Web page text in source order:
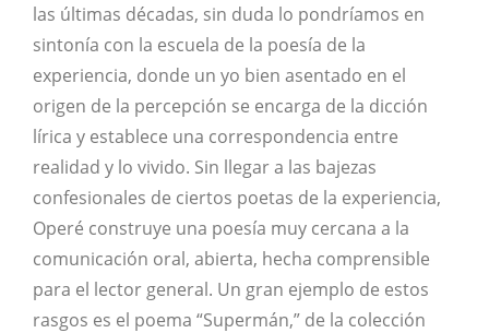
las últimas décadas, sin duda lo pondríamos en
sintonía con la escuela de la poesía de la
experiencia, donde un yo bien asentado en el
origen de la percepción se encarga de la dicción
lírica y establece una correspondencia entre
realidad y lo vivido. Sin llegar a las bajezas
confesionales de ciertos poetas de la experiencia,
Operé construye una poesía muy cercana a la
comunicación oral, abierta, hecha comprensible
para el lector general. Un gran ejemplo de estos
rasgos es el poema “Supermán,” de la colección